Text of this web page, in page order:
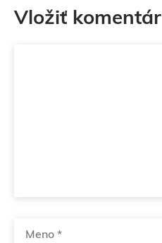
Vložiť komentár